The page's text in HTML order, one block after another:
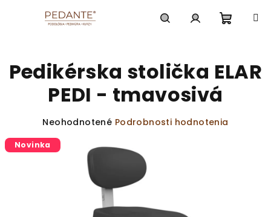
košík
Pedikérska stolička ELAR
PEDI - tmavosivá
Priemerné
produktu
Neohodnotené Podrobnosti hodnotenia
Novinka